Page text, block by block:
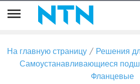
На главную страницу
Решения
Самоустанавливающиеся
Фланцевые